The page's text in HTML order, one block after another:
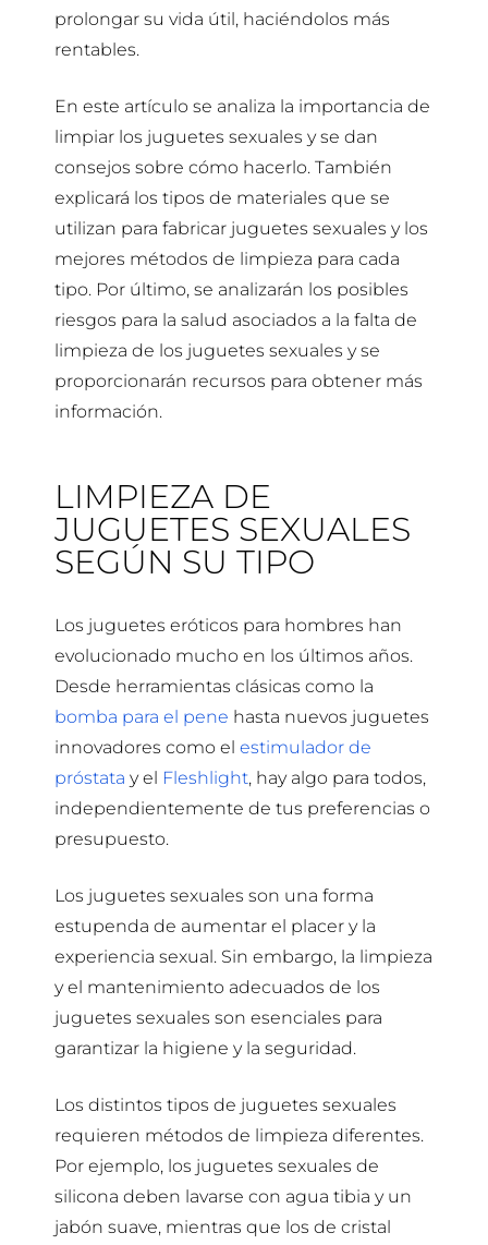
prolongar su vida útil, haciéndolos más
rentables.
En este artículo se analiza la importancia de
limpiar los juguetes sexuales y se dan
consejos sobre cómo hacerlo. También
explicará los tipos de materiales que se
utilizan para fabricar juguetes sexuales y los
mejores métodos de limpieza para cada
tipo. Por último, se analizarán los posibles
riesgos para la salud asociados a la falta de
limpieza de los juguetes sexuales y se
proporcionarán recursos para obtener más
información.
LIMPIEZA DE
JUGUETES SEXUALES
SEGÚN SU TIPO
Los juguetes eróticos para hombres han
evolucionado mucho en los últimos años.
Desde herramientas clásicas como la
bomba para el pene hasta nuevos juguetes
innovadores como el estimulador de
próstata y el Fleshlight, hay algo para todos,
independientemente de tus preferencias o
presupuesto.
Los juguetes sexuales son una forma
estupenda de aumentar el placer y la
experiencia sexual. Sin embargo, la limpieza
y el mantenimiento adecuados de los
juguetes sexuales son esenciales para
garantizar la higiene y la seguridad.
Los distintos tipos de juguetes sexuales
requieren métodos de limpieza diferentes.
Por ejemplo, los juguetes sexuales de
silicona deben lavarse con agua tibia y un
jabón suave, mientras que los de cristal